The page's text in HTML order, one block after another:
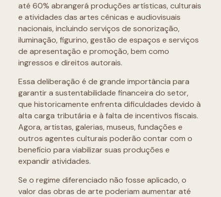
até 60% abrangerá produções artísticas, culturais
e atividades das artes cênicas e audiovisuais
nacionais, incluindo serviços de sonorização,
iluminação, figurino, gestão de espaços e serviços
de apresentação e promoção, bem como
ingressos e direitos autorais.
Essa deliberação é de grande importância para
garantir a sustentabilidade financeira do setor,
que historicamente enfrenta dificuldades devido à
alta carga tributária e à falta de incentivos fiscais.
Agora, artistas, galerias, museus, fundações e
outros agentes culturais poderão contar com o
benefício para viabilizar suas produções e
expandir atividades.
Se o regime diferenciado não fosse aplicado, o
valor das obras de arte poderiam aumentar até